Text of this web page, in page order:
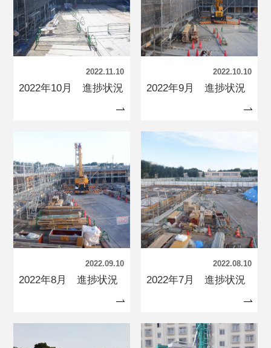
2022.11.10
2022年10月 進捗状況
2022.10.10
2022年9月 進捗状況
2022.09.10
2022年8月 進捗状況
2022.08.10
2022年7月 進捗状況